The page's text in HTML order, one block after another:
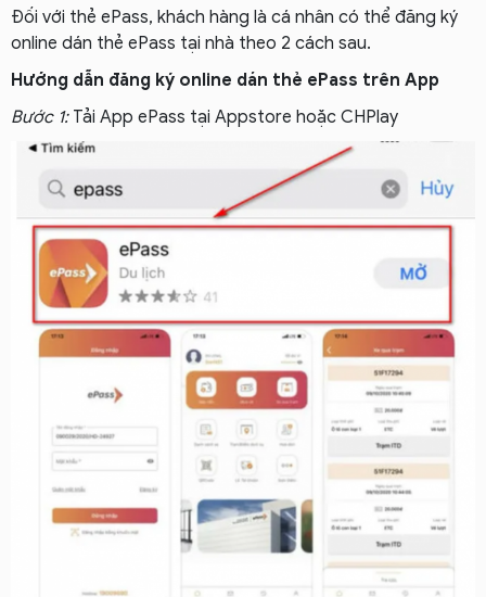
Đối với thẻ ePass, khách hàng là cá nhân có thể đăng ký
online dán thẻ ePass tại nhà theo 2 cách sau.
Hướng dẫn đăng ký online dán thẻ ePass trên App
Bước 1: Tải App ePass tại Appstore hoặc CHPlay